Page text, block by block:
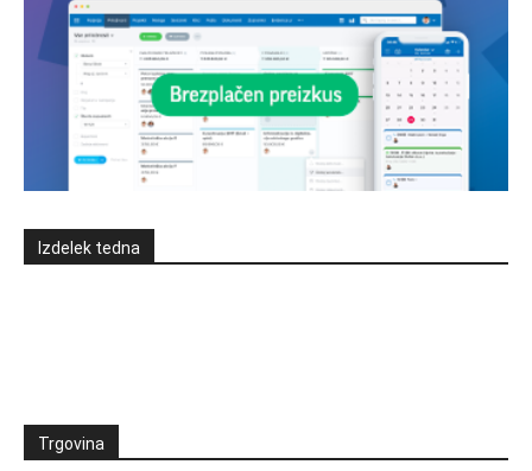
Izdelek tedna
Trgovina